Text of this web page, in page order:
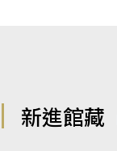
新進館藏